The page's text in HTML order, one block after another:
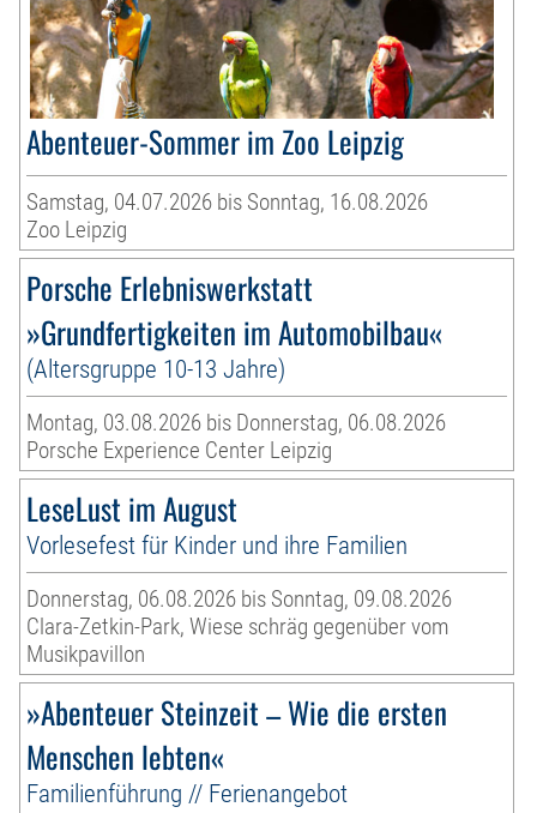
Abenteuer-Sommer im Zoo Leipzig
Samstag, 04.07.2026 bis Sonntag, 16.08.2026
Zoo Leipzig
Porsche Erlebniswerkstatt
»Grundfertigkeiten im Automobilbau«
(Altersgruppe 10-13 Jahre)
Montag, 03.08.2026 bis Donnerstag, 06.08.2026
Porsche Experience Center Leipzig
LeseLust im August
Vorlesefest für Kinder und ihre Familien
Donnerstag, 06.08.2026 bis Sonntag, 09.08.2026
Clara-Zetkin-Park, Wiese schräg gegenüber vom
Musikpavillon
»Abenteuer Steinzeit – Wie die ersten
Menschen lebten«
Familienführung // Ferienangebot